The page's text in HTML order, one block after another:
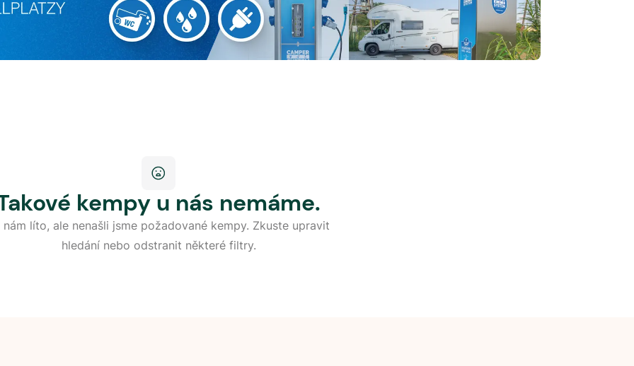
kempy u nás nemáme.
nám líto, ale nenašli jsme požadované kempy. Zkuste upravit
hledání nebo odstranit některé filtry.